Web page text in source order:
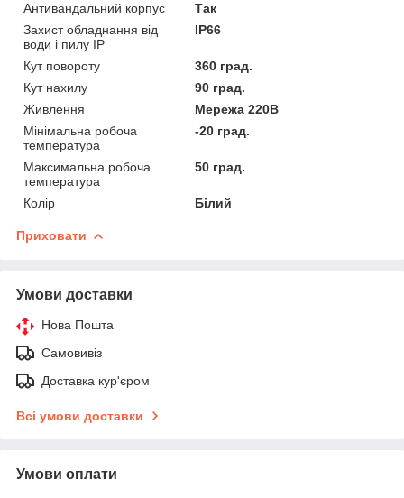
Антивандальний корпус
Так
Захист обладнання від
води і пилу IP
IP66
Кут повороту
360 град.
Кут нахилу
90 град.
Живлення
Мережа 220В
Мінімальна робоча
температура
-20 град.
Максимальна робоча
температура
50 град.
Колір Білий
Приховати
Умови доставки
Нова Пошта
Самовивіз
Доставка кур'єром
Всі умови доставки
Умови оплати